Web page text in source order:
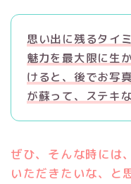
思い出に残るタイ
魅力を最大限に生
けると、後でお写
が蘇って、ステキ
ぜひ、そんな時には
いただきたいな、と